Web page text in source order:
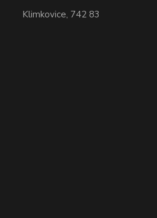
Klimkovice, 742 83